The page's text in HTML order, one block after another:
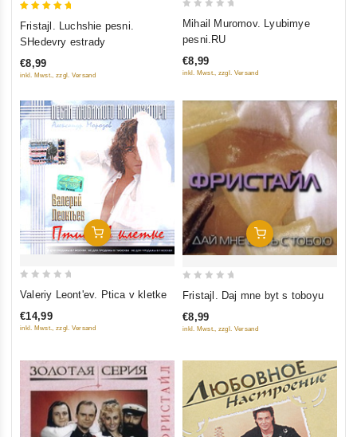
out of 5
Fristajl. Luchshie pesni.
SHedevry estrady
€8,99
inkl. Mwst., zzgl. Versand
5
Mihail Muromov. Lyubimye
pesni.RU
€8,99
inkl. Mwst., zzgl. Versand
In Den Warenkorb
of
Valeriy Leont'ev. Ptica v kletke
€14,99
inkl. Mwst., zzgl. Versand
In Den Warenkorb
of
Fristajl. Daj mne byt s toboyu
€8,99
inkl. Mwst., zzgl. Versand